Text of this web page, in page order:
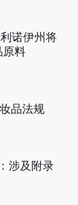
诺伊州将
原料
品法规
涉及附录